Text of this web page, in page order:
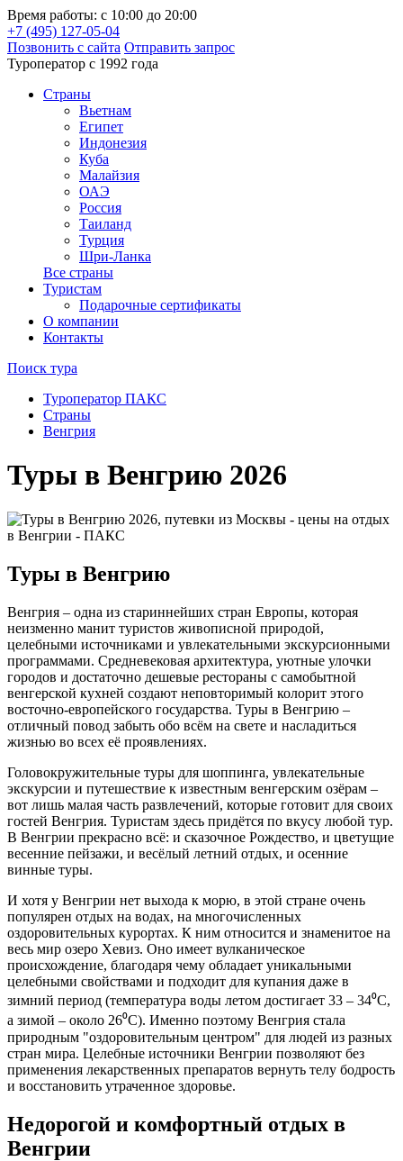
Время работы: с 10:00 до 20:00
+7 (495) 127-05-04
Позвонить с сайта Отправить запрос
Туроператор с 1992 года
Cтраны
Вьетнам
Египет
Индонезия
Куба
Малайзия
ОАЭ
Россия
Таиланд
Турция
Шри-Ланка
Все страны
Туристам
Подарочные сертификаты
О компании
Контакты
Поиск тура
Туроператор ПАКС
Cтраны
Венгрия
Туры в Венгрию 2026
Туры в Венгрию
Венгрия – одна из стариннейших стран Европы, которая
неизменно манит туристов живописной природой,
целебными источниками и увлекательными экскурсионными
программами. Средневековая архитектура, уютные улочки
городов и достаточно дешевые рестораны с самобытной
венгерской кухней создают неповторимый колорит этого
восточно-европейского государства. Туры в Венгрию –
отличный повод забыть обо всём на свете и насладиться
жизнью во всех её проявлениях.
Головокружительные туры для шоппинга, увлекательные
экскурсии и путешествие к известным венгерским озёрам –
вот лишь малая часть развлечений, которые готовит для своих
гостей Венгрия. Туристам здесь придётся по вкусу любой тур.
В Венгрии прекрасно всё: и сказочное Рождество, и цветущие
весенние пейзажи, и весёлый летний отдых, и осенние
винные туры.
И хотя у Венгрии нет выхода к морю, в этой стране очень
популярен отдых на водах, на многочисленных
оздоровительных курортах. К ним относится и знаменитое на
весь мир озеро Хевиз. Оно имеет вулканическое
происхождение, благодаря чему обладает уникальными
целебными свойствами и подходит для купания даже в
зимний период (температура воды летом достигает 33 – 34⁰C,
а зимой – около 26⁰C). Именно поэтому Венгрия стала
природным "оздоровительным центром" для людей из разных
стран мира. Целебные источники Венгрии позволяют без
применения лекарственных препаратов вернуть телу бодрость
и восстановить утраченное здоровье.
Недорогой и комфортный отдых в
Венгрии